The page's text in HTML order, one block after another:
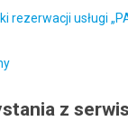
rezerwacji usługi
z